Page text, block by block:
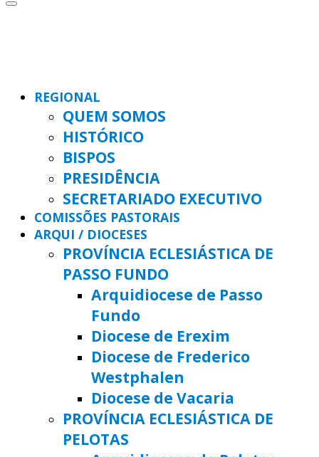
REGIONAL
QUEM SOMOS
HISTÓRICO
BISPOS
PRESIDÊNCIA
SECRETARIADO EXECUTIVO
COMISSÕES PASTORAIS
ARQUI / DIOCESES
PROVÍNCIA ECLESIÁSTICA DE
PASSO FUNDO
Arquidiocese de Passo
Fundo
Diocese de Erexim
Diocese de Frederico
Westphalen
Diocese de Vacaria
PROVÍNCIA ECLESIÁSTICA DE
PELOTAS